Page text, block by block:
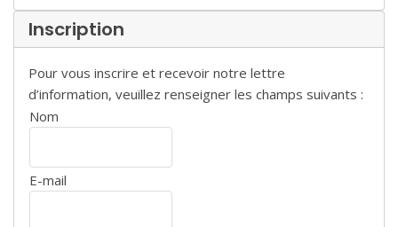
Inscription
Pour vous inscrire et recevoir notre lettre
d’information, veuillez renseigner les champs suivants :
Nom
E-mail